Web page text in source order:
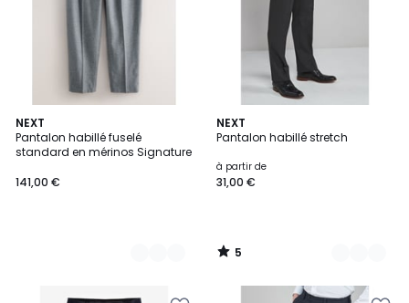
NEXT
Pantalon habillé fuselé
standard en mérinos Signature
141,00 €
3
Couleurs
NEXT
Pantalon habillé stretch
à partir de
31,00 €
5
/
3
Couleurs
5
/